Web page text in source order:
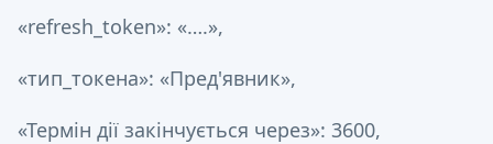
«refresh_token»: «….»,
«тип_токена»: «Пред'явник»,
«Термін дії закінчується через»: 3600,